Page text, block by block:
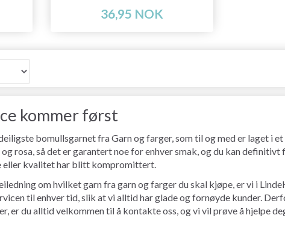
36,95 NOK
kommer først
bomullsgarnet fra Garn og farger, som til og med er laget i
rosa, så det er garantert noe for enhver smak, og du kan
eller kvalitet har blitt kompromittert.
om hvilket garn fra garn og farger du skal kjøpe, er vi i
til enhver tid, slik at vi alltid har glade og fornøyde kunder.
er du alltid velkommen til å kontakte oss, og vi vil prøve å hjelpe